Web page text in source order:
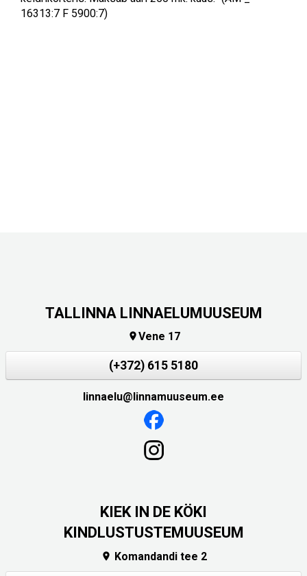
16313:7 F 5900:7)
TALLINNA LINNAELUMUUSEUM
Vene 17
(+372) 615 5180
linnaelu@linnamuuseum.ee
KIEK IN DE KÖKI
KINDLUSTUSTEMUUSEUM
 Komandandi tee 2